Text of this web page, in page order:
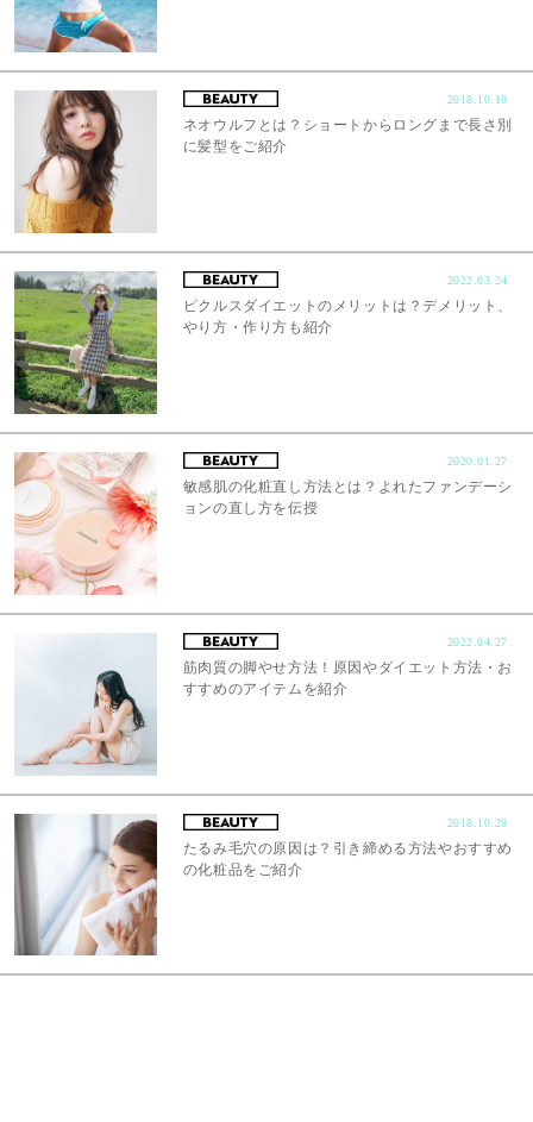
2018.10.18
ネオウルフとは？ショートからロングまで長さ別
に髪型をご紹介
2022.03.24
ピクルスダイエットのメリットは？デメリット、
やり方・作り方も紹介
2020.01.27
敏感肌の化粧直し方法とは？よれたファンデーシ
ョンの直し方を伝授
2022.04.27
筋肉質の脚やせ方法！原因やダイエット方法・お
すすめのアイテムを紹介
2018.10.29
たるみ毛穴の原因は？引き締める方法やおすすめ
の化粧品をご紹介